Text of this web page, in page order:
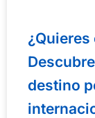
¿Quieres
destino